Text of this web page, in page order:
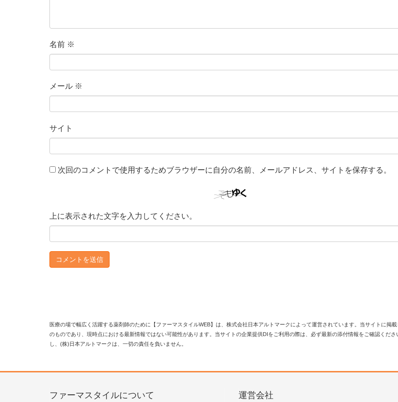
名前 ※
メール ※
サイト
次回のコメントで使用するためブラウザーに自分の名前、メールアドレス、サイトを保存する。
上に表示された文字を入力してください。
医療の場で幅広く活躍する薬剤師のために【ファーマスタイルWEB】は、株式会社日本アルトマークによって運営されています。当サイトに
のものであり、現時点における最新情報ではない可能性があります。当サイトの企業提供DIをご利用の際は、必ず最新の添付情報をご確認くだ
し、(株)日本アルトマークは、一切の責任を負いません。
ファーマスタイルについて 運営会社